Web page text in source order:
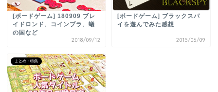
[ボードゲーム] 180909 ブレ
イドロンド、コインブラ、蟻
の国など
2018/09/12
[ボードゲーム] ブラックスパ
イを遊んでみた感想
2015/06/09
まとめ・特集